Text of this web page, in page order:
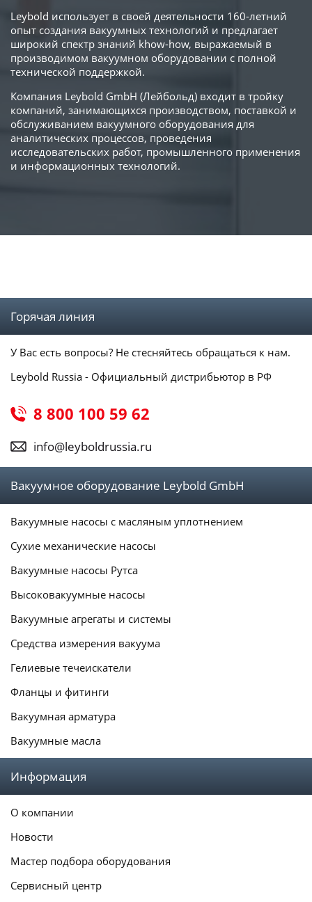
Leybold использует в своей деятельности 160-летний
опыт создания вакуумных технологий и предлагает
широкий спектр знаний khow-how, выражаемый в
производимом вакуумном оборудовании с полной
технической поддержкой.
Компания Leybold GmbH (Лейбольд) входит в тройку
компаний, занимающихся производством, поставкой и
обслуживанием вакуумного оборудования для
аналитических процессов, проведения
исследовательских работ, промышленного применения
и информационных технологий.
Горячая линия
У Вас есть вопросы? Не стесняйтесь обращаться к нам.
Leybold Russia - Официальный дистрибьютор в РФ
8 800 100 59 62
info@leyboldrussia.ru
Вакуумное оборудование Leybold GmbH
Вакуумные насосы с масляным уплотнением
Сухие механические насосы
Вакуумные насосы Рутса
Высоковакуумные насосы
Вакуумные агрегаты и системы
Средства измерения вакуума
Гелиевые течеискатели
Фланцы и фитинги
Вакуумная арматура
Вакуумные масла
Информация
О компании
Новости
Мастер подбора оборудования
Сервисный центр